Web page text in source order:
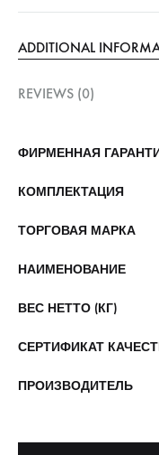
ADDITIONAL
REVIEWS (0)
ФИРМЕННАЯ
КОМПЛЕКТАЦИЯ
ТОРГОВАЯ МАРКА
НАИМЕНОВАНИЕ
ВЕС НЕТТО (КГ)
СЕРТИФИКАТ
ПРОИЗВОДИТЕЛЬ